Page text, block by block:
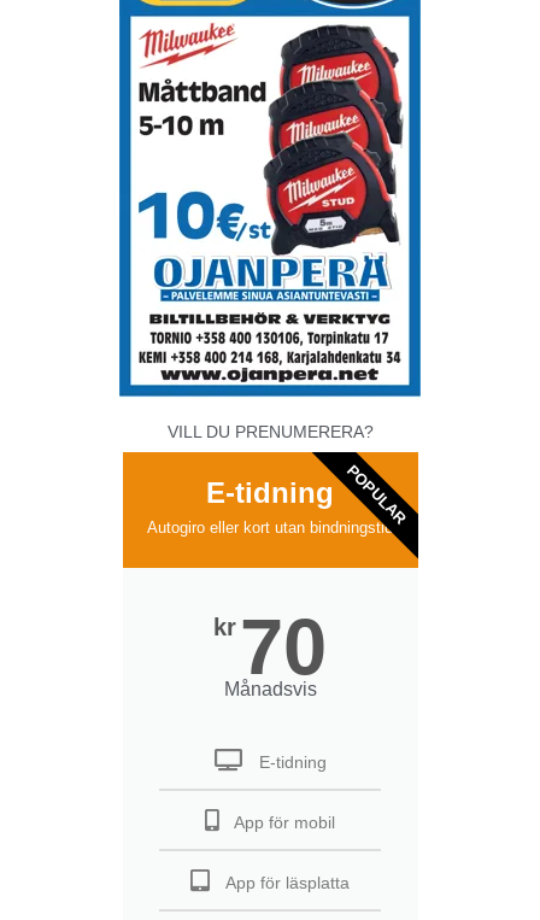
VILL DU PRENUMERERA?
E-tidning
Autogiro eller kort utan bindningstid
kr 70
Månadsvis
E-tidning
App för mobil
App för läsplatta
POPULAR